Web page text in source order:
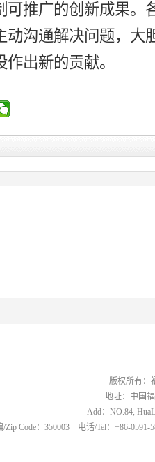
可推广的创新成果。
动沟通解决问题，大
出新的贡献。
版权所有：
地址：中国
Add：NO.84,
/Zip Code：350003 电话/Tel：+86-